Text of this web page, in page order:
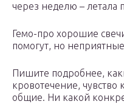
через неделю – летала
Гемо-про хорошие
помогут, но
Пишите подробнее,
кровотечение, чувство
общие. Ни какой